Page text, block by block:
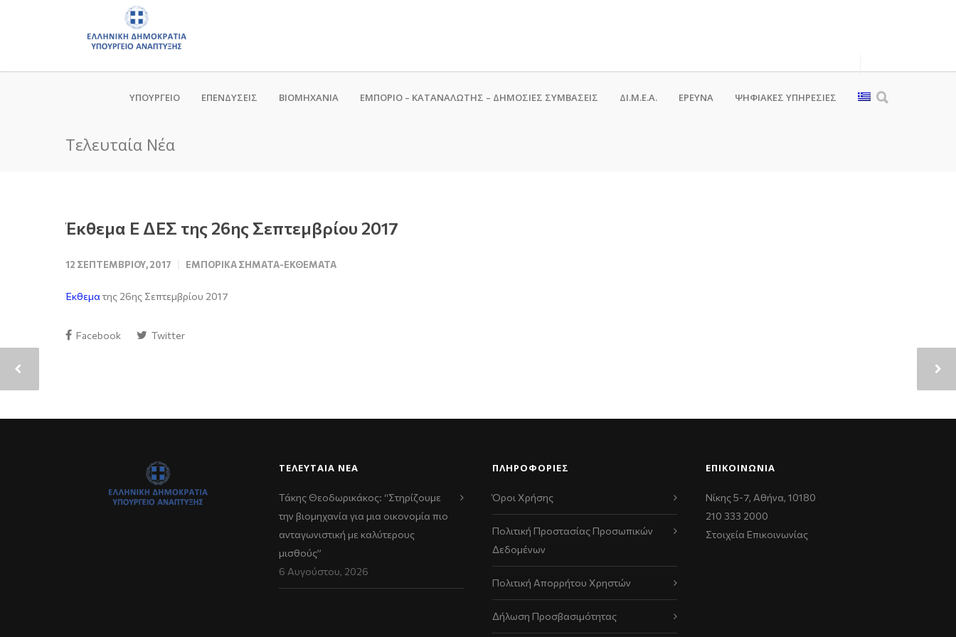
ΥΠΟΥΡΓΕΙΟ ΕΠΕΝΔΥΣΕΙΣ ΒΙΟΜΗΧΑΝΙΑ ΕΜΠΟΡΙΟ – ΚΑΤΑΝΑΛΩΤΗΣ – ΔΗΜΟΣΙΕΣ ΣΥΜΒΑΣΕΙΣ ΔΙ.Μ.Ε.Α. ΕΡΕΥΝΑ ΨΗΦΙΑΚΈΣ ΥΠΗΡΕΣΊΕΣ
Τελευταία Νέα
Έκθεμα Ε ΔΕΣ της 26ης Σεπτεμβρίου 2017
12 ΣΕΠΤΕΜΒΡΊΟΥ, 2017 ΕΜΠΟΡΙΚΆ ΣΉΜΑΤΑ-ΕΚΘΈΜΑΤΑ
Έκθεμα της 26ης Σεπτεμβρίου 2017
Facebook Twitter
ΤΕΛΕΥΤΑΊΑ ΝΈΑ
Τάκης Θεοδωρικάκος: “Στηρίζουμε
την βιομηχανία για μια οικονομία πιο
ανταγωνιστική με καλύτερους
μισθούς”
6 Αυγούστου, 2026
ΠΛΗΡΟΦΟΡΙΕΣ
Όροι Χρήσης
Πολιτική Προστασίας Προσωπικών
Δεδομένων
Πολιτική Απορρήτου Χρηστών
Δήλωση Προσβασιμότητας
ΕΠΙΚΟΙΝΩΝΊΑ
Νίκης 5-7, Αθήνα, 10180
210 333 2000
Στοιχεία Επικοινωνίας